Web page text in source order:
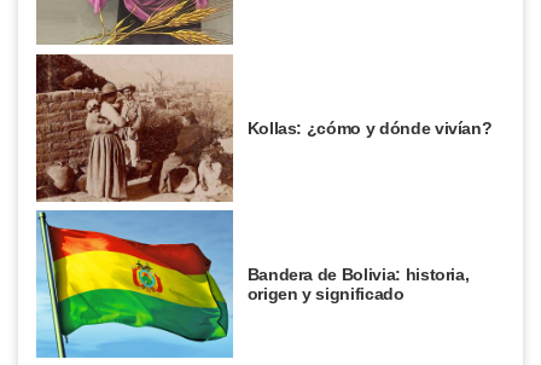
Kollas: ¿cómo y dónde vivían?
Bandera de Bolivia: historia,
origen y significado